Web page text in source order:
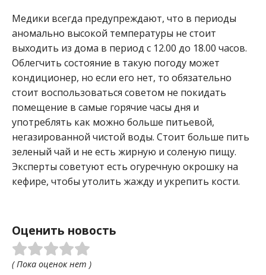
Медики всегда предупреждают, что в периоды
аномально высокой температуры не стоит
выходить из дома в период с 12.00 до 18.00 часов.
Облегчить состояние в такую погоду может
кондиционер, но если его нет, то обязательно
стоит воспользоваться советом не покидать
помещение в самые горячие часы дня и
употреблять как можно больше питьевой,
негазированной чистой воды. Стоит больше пить
зеленый чай и не есть жирную и соленую пищу.
Эксперты советуют есть огуречную окрошку на
кефире, чтобы утолить жажду и укрепить кости.
Оценить новость
( Пока оценок нет )